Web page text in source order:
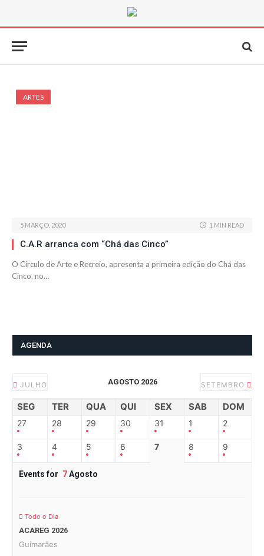
ARTES
5 MARÇO, 2020 1 MIN READ
C.A.R arranca com “Chá das Cinco”
O Círculo de Arte e Recreio, apresenta a primeira edição do Chá das
Cinco, no…
AGENDA
JULHO AGOSTO 2026 SETEMBRO
SEG TER QUA QUI SEX SAB DOM
27 28 29 30 31 1 2
3 4 5 6 7 8 9
Events for 7Agosto
Todo o Dia
ACAREG 2026
Guimarães